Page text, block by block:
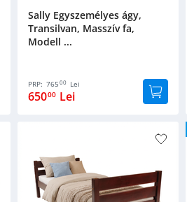
Sally Egyszemélyes ágy,
Transilvan, Masszív fa,
Modell ...
PRP: 76500 Lei
65000 Lei